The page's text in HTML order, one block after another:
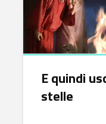
E quindi
stelle